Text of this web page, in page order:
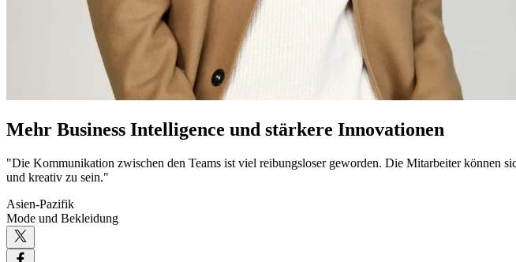
Mehr Business Intelligence und stärkere Innovationen
"Die Kommunikation zwischen den Teams ist viel reibungsloser geworden. Die Mitarbeiter können
und kreativ zu sein."
Asien-Pazifik
Mode und Bekleidung